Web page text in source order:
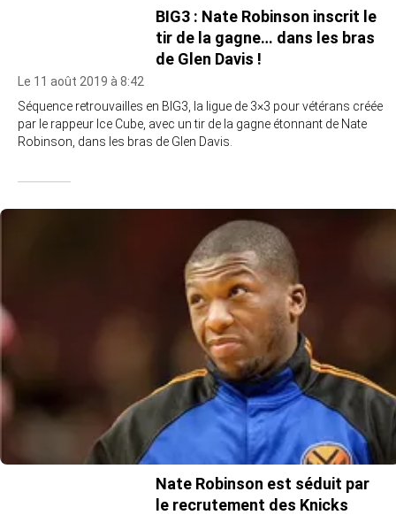
BIG3 : Nate Robinson inscrit le
tir de la gagne… dans les bras
de Glen Davis !
Le 11 août 2019 à 8:42
Séquence retrouvailles en BIG3, la ligue de 3×3 pour vétérans créée
par le rappeur Ice Cube, avec un tir de la gagne étonnant de Nate
Robinson, dans les bras de Glen Davis.
Nate Robinson est séduit par
le recrutement des Knicks